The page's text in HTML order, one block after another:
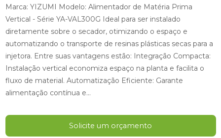
Marca: YIZUMI Modelo: Alimentador de Matéria Prima
Vertical - Série YA-VAL300G Ideal para ser instalado
diretamente sobre o secador, otimizando o espaço e
automatizando o transporte de resinas plásticas secas para a
injetora. Entre suas vantagens estão: Integração Compacta:
Instalação vertical economiza espaço na planta e facilita o
fluxo de material. Automatização Eficiente: Garante
alimentação contínua e...
Solicite um orçamento